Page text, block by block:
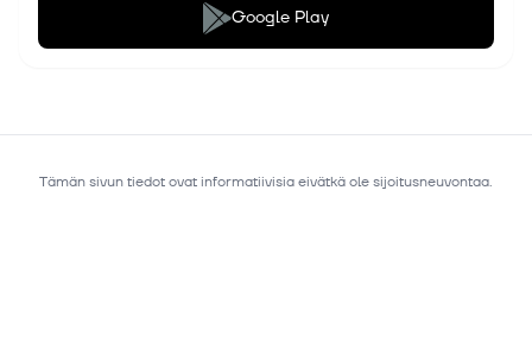
Google Play
Tämän sivun tiedot ovat informatiivisia eivätkä ole sijoitusneuvontaa.